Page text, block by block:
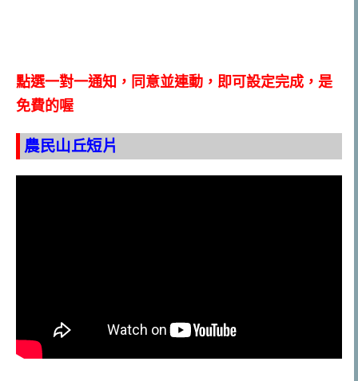
點選一對一通知，同意並連動，即可設定完成，是
免費的喔
農民山丘短片